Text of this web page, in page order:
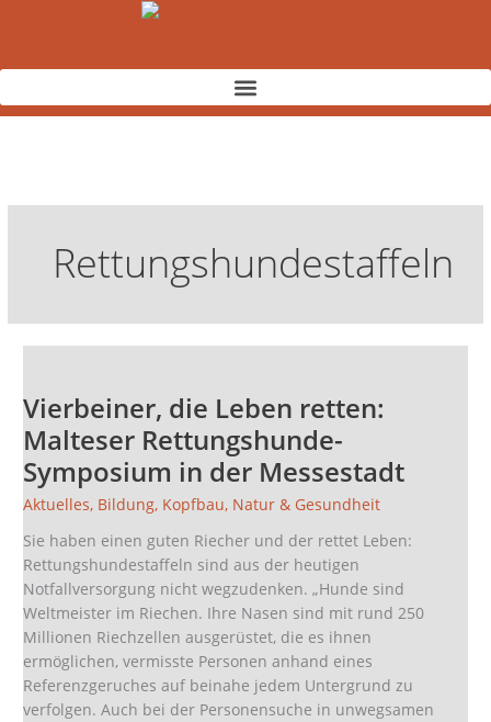
Rettungshundestaffeln
Vierbeiner, die Leben retten:
Malteser Rettungshunde-
Symposium in der Messestadt
Aktuelles, Bildung, Kopfbau, Natur & Gesundheit
Sie haben einen guten Riecher und der rettet Leben:
Rettungshundestaffeln sind aus der heutigen
Notfallversorgung nicht wegzudenken. „Hunde sind
Weltmeister im Riechen. Ihre Nasen sind mit rund 250
Millionen Riechzellen ausgerüstet, die es ihnen
ermöglichen, vermisste Personen anhand eines
Referenzgeruches auf beinahe jedem Untergrund zu
verfolgen. Auch bei der Personensuche in unwegsamen
Leben
retten:
Malteser
Rettungshunde-
Symposium
der
Messestadt